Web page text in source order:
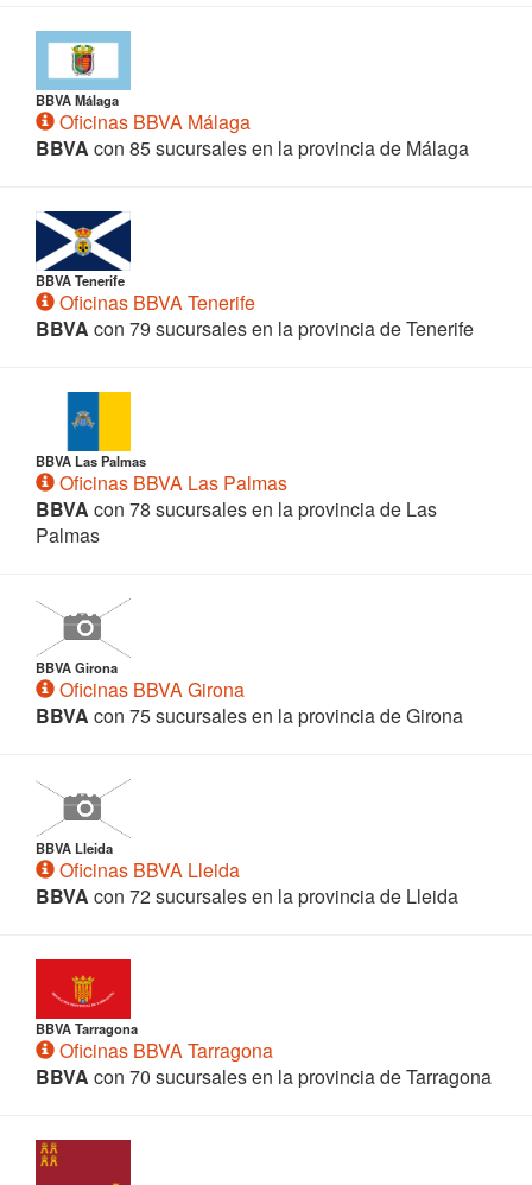
BBVA Málaga
Oficinas BBVA Málaga
BBVA con 85 sucursales en la provincia de Málaga
BBVA Tenerife
Oficinas BBVA Tenerife
BBVA con 79 sucursales en la provincia de Tenerife
BBVA Las Palmas
Oficinas BBVA Las Palmas
BBVA con 78 sucursales en la provincia de Las
Palmas
BBVA Girona
Oficinas BBVA Girona
BBVA con 75 sucursales en la provincia de Girona
BBVA Lleida
Oficinas BBVA Lleida
BBVA con 72 sucursales en la provincia de Lleida
BBVA Tarragona
Oficinas BBVA Tarragona
BBVA con 70 sucursales en la provincia de Tarragona